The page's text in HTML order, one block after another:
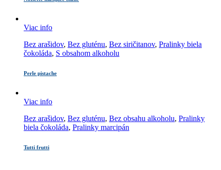
Viac info
Bez arašidov, Bez gluténu, Bez siričitanov, Pralinky biela
čokoláda, S obsahom alkoholu
Perle pistache
Viac info
Bez arašidov, Bez gluténu, Bez obsahu alkoholu, Pralinky
biela čokoláda, Pralinky marcipán
Tutti frutti